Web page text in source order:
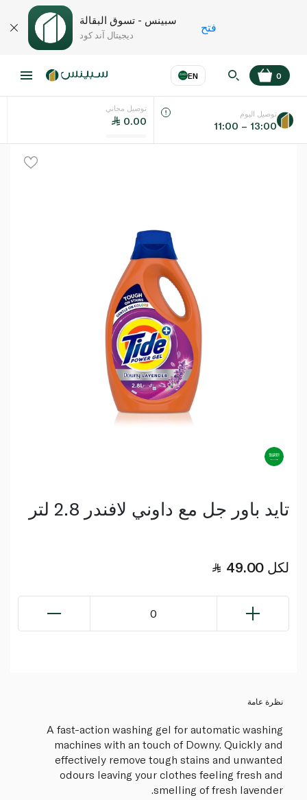
سبينس - تسوق البقالة
ديجيتال آند كود
فتح
EN
اللغة عر
0
توصيل مجاني
0.00
توصيل اليوم
11:00 – 13:00
تايد باور جل مع داوني لافندر 2.8 لتر
49.00 لكل
0
نظرة عامة
A fast-action washing gel for automatic washing
machines with an touch of Downy. Quickly and
effectively remove tough stains and unwanted
odours leaving your clothes feeling fresh and
smelling of fresh lavender.